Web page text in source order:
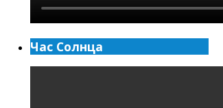
Час Солнца